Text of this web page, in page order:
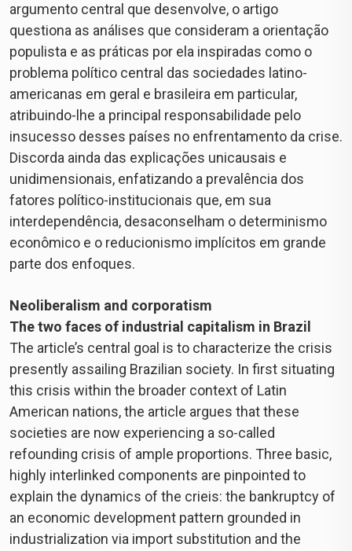
argumento central que desenvolve, o artigo
questiona as análises que consideram a orientação
populista e as práticas por ela inspiradas como o
problema político central das sociedades latino-
americanas em geral e brasileira em particular,
atribuindo-lhe a principal responsabilidade pelo
insucesso desses países no enfrentamento da crise.
Discorda ainda das explicações unicausais e
unidimensionais, enfatizando a prevalência dos
fatores político-institucionais que, em sua
interdependência, desaconselham o determinismo
econômico e o reducionismo implícitos em grande
parte dos enfoques.
Neoliberalism and corporatism
The two faces of industrial capitalism in Brazil
The article’s central goal is to characterize the crisis
presently assailing Brazilian society. In first situating
this crisis within the broader context of Latin
American nations, the article argues that these
societies are now experiencing a so-called
refounding crisis of ample proportions. Three basic,
highly interlinked components are pinpointed to
explain the dynamics of the crieis: the bankruptcy of
an economic development pattern grounded in
industrialization via import substitution and the